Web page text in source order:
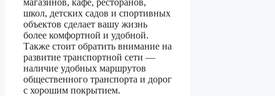
школ, детских садов и спортивных
объектов сделает вашу жизнь
более комфортной и удобной.
Также стоит обратить внимание на
развитие транспортной сети —
наличие удобных маршрутов
общественного транспорта и дорог
с хорошим покрытием.